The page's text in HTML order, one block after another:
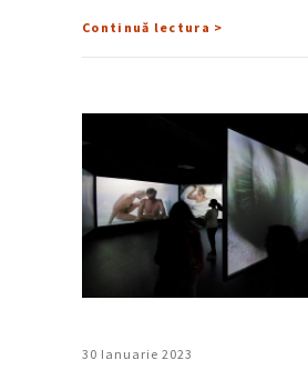
Continuă lectura >
30 Ianuarie 2023